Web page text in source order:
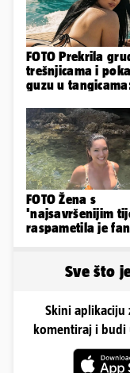
FOTO Prekrila
trešnjicama i
guzu u
Slavonka
FOTO Žena s
'najsavršenijim
raspametila je
Sve što
Skini aplikaciju
komentiraj i budi